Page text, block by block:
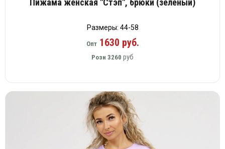
Размеры: 44-58
Опт1630 руб.
Розн 3260 руб